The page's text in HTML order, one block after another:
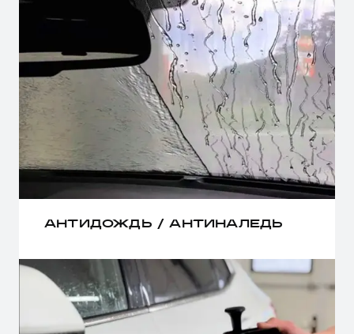
АНТИДОЖДЬ / АНТИНАЛЕДЬ